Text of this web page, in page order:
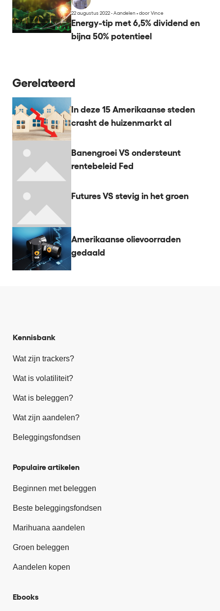
22 augustus 2022 - Aandelen•door Vince
Energy-tip met 6,5% dividend en
bijna 50% potentieel
Gerelateerd
In deze 15 Amerikaanse steden
crasht de huizenmarkt al
Banengroei VS ondersteunt
rentebeleid Fed
Futures VS stevig in het groen
Amerikaanse olievoorraden
gedaald
Kennisbank
Wat zijn trackers?
Wat is volatiliteit?
Wat is beleggen?
Wat zijn aandelen?
Beleggingsfondsen
Populaire artikelen
Beginnen met beleggen
Beste beleggingsfondsen
Marihuana aandelen
Groen beleggen
Aandelen kopen
Ebooks